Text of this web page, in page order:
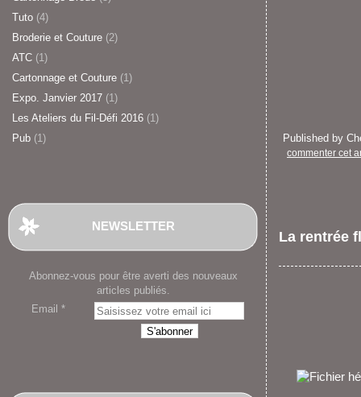
Tuto (4)
Broderie et Couture (2)
ATC (1)
Cartonnage et Couture (1)
Expo. Janvier 2017 (1)
Les Ateliers du Fil-Défi 2016 (1)
Pub (1)
NEWSLETTER
Abonnez-vous pour être averti des nouveaux
articles publiés.
Email
Published by
commenter cet
La rentrée